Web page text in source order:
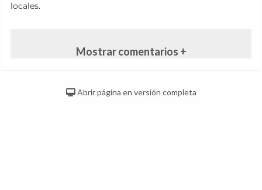
locales.
Mostrar comentarios +
Abrir página en versión completa